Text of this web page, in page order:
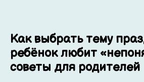
Как выбрать тему
ребёнок любит
советы для родителей